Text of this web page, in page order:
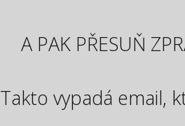
A PAK PŘESUŇ
Takto vypadá email,